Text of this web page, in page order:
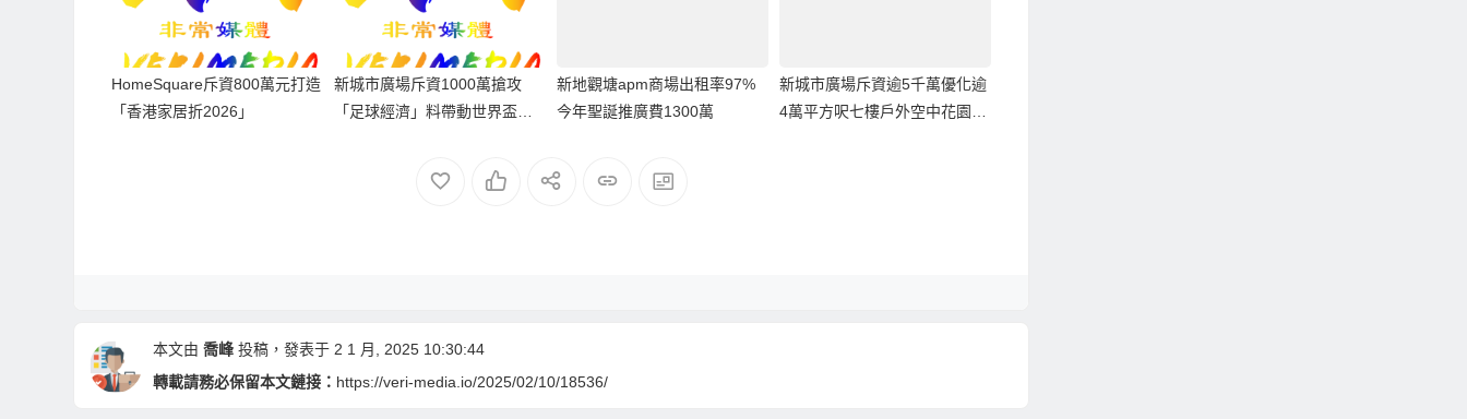
HomeSquare斥資800萬元打造
「香港家居折2026」
新城市廣場斥資1000萬搶攻
「足球經濟」料帶動世界盃期
新地觀塘apm商場出租率97%
今年聖誕推廣費1300萬
新城市廣場斥資逾5千萬優化逾
4萬平方呎七樓戶外空中花園
本文由喬峰 投稿，發表于 2 1 月, 2025 10:30:44
轉載請務必保留本文鏈接： https://veri-media.io/2025/02/10/18536/